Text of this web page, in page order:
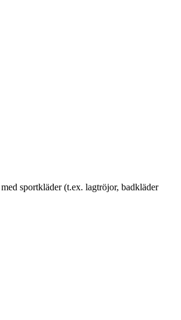
sportkläder (t.ex. lagtröjor, badkläder